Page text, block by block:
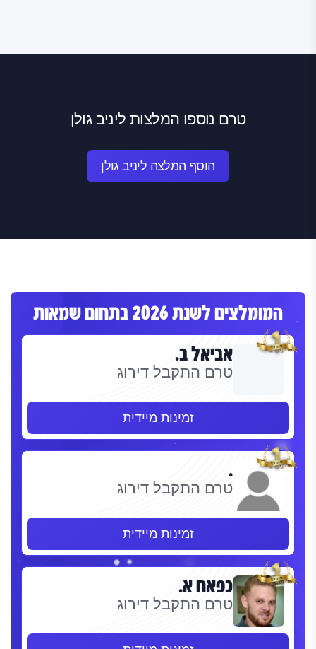
טרם נוספו המלצות ליניב גולן
הוסף המלצה ליניב גולן
המומלצים לשנת 2026 בתחום שמאות
אביאל ב.
טרם התקבל דירוג
זמינות מיידית
.
טרם התקבל דירוג
זמינות מיידית
כפאח א.
טרם התקבל דירוג